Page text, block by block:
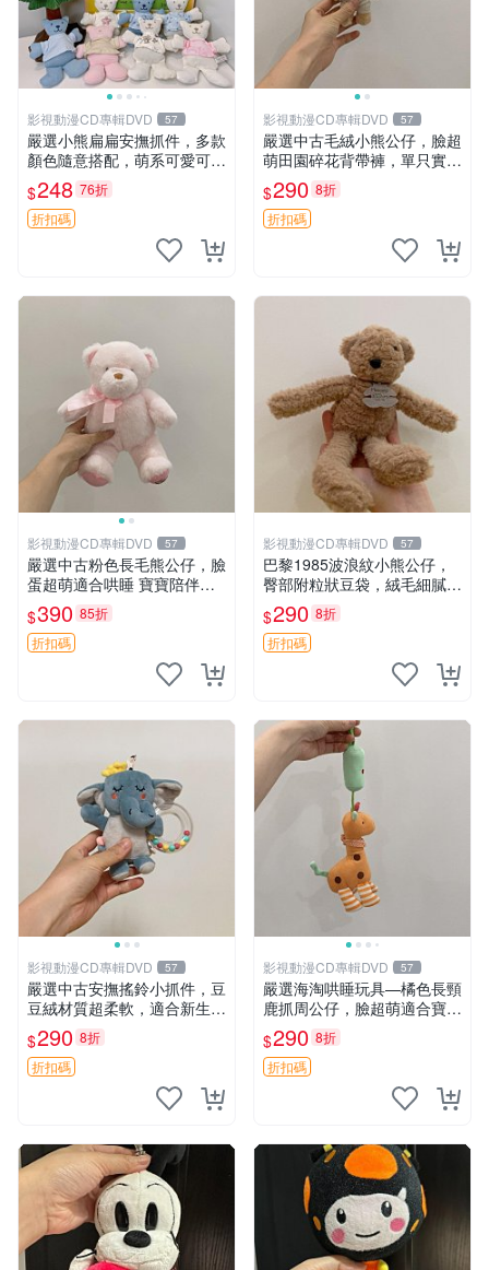
影視動漫CD專輯DVD 57
嚴選小熊扁扁安撫抓件，多款
顏色隨意搭配，萌系可愛可改
掛件 小熊安撫抓件 憶記 抓繩
孩童掛件
$248 76折
折扣碼
影視動漫CD專輯DVD 57
嚴選中古毛絨小熊公仔，臉超
萌田園碎花背帶褲，單只實拍
展示 中古、毛絨玩具、玩偶
$290 8折
折扣碼
影視動漫CD專輯DVD 57
嚴選中古粉色長毛熊公仔，臉
蛋超萌適合哄睡 寶寶陪伴玩
具 軟棉質 潔白淨 公仔玩偶
玩具 奶娃 toy 傳統款 熊熊 te
ddybear babydoll
$390 85折
折扣碼
影視動漫CD專輯DVD 57
巴黎1985波浪紋小熊公仔，
臀部附粒狀豆袋，絨毛細膩臉
部可愛，中古嚴選推薦 小熊
公仔 豆袋
$290 8折
折扣碼
影視動漫CD專輯DVD 57
嚴選中古安撫搖鈴小抓件，豆
豆絨材質超柔軟，適合新生寶
寶緩解焦慮 (安撫玩具 寶寶用
品 抱枕)
$290 8折
折扣碼
影視動漫CD專輯DVD 57
嚴選海淘哄睡玩具—橘色長頸
鹿抓周公仔，臉超萌適合寶寶
陪伴，中古略有使用痕跡 橘
色 長頸鹿 抓周
$290 8折
折扣碼